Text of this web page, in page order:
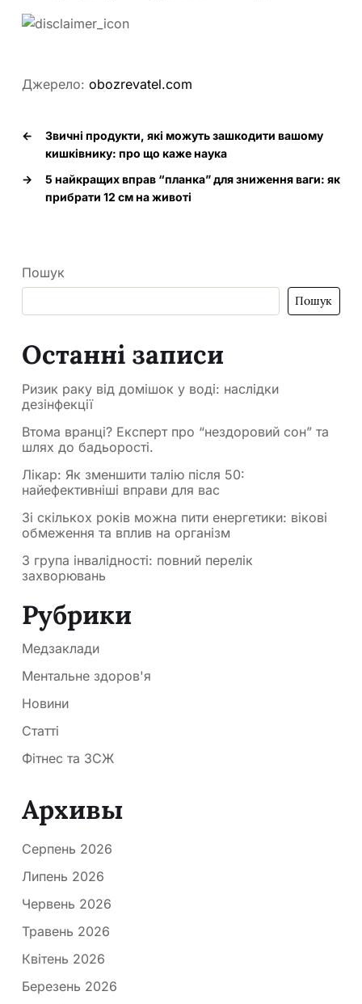
Джерело: obozrevatel.com
←
Звичні продукти, які можуть зашкодити вашому
кишківнику: про що каже наука
→
5 найкращих вправ “планка” для зниження ваги: як
прибрати 12 см на животі
Пошук
Пошук
Останні записи
Ризик раку від домішок у воді: наслідки
дезінфекції
Втома вранці? Експерт про “нездоровий сон” та
шлях до бадьорості.
Лікар: Як зменшити талію після 50:
найефективніші вправи для вас
Зі скількох років можна пити енергетики: вікові
обмеження та вплив на організм
3 група інвалідності: повний перелік
захворювань
Рубрики
Медзаклади
Ментальне здоров'я
Новини
Статті
Фітнес та ЗСЖ
Архивы
Серпень 2026
Липень 2026
Червень 2026
Травень 2026
Квітень 2026
Березень 2026